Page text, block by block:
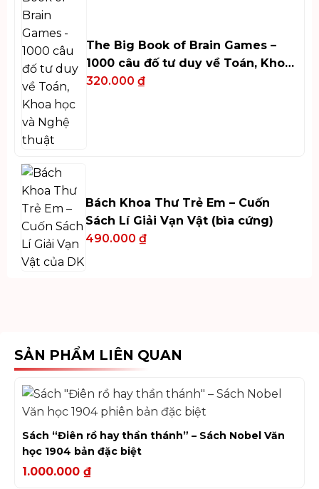
The Big Book of Brain Games –
1000 câu đố tư duy về Toán, Khoa
học và Nghệ thuật
320.000 ₫
Bách Khoa Thư Trẻ Em – Cuốn
Sách Lí Giải Vạn Vật (bìa cứng)
490.000 ₫
SẢN PHẨM LIÊN QUAN
Sách “Điên rồ hay thần thánh” – Sách Nobel Văn
học 1904 bản đặc biệt
1.000.000 ₫